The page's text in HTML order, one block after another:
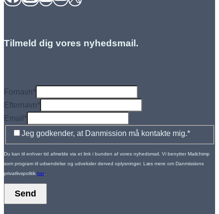
Tilmeld dig vores nyhedsmail.
Fornavn*
Efternavn*
Email *
Jeg godkender, at Danmission må kontakte mig.*
Du kan til enhver tid afmelde via et link i bunden af vores nyhedsmail. Vi benytter Mailchimp
som program til udsendelse og udveksler derved oplysninger. Læs mere om Danmissions
privatlivspolitik her.
Send